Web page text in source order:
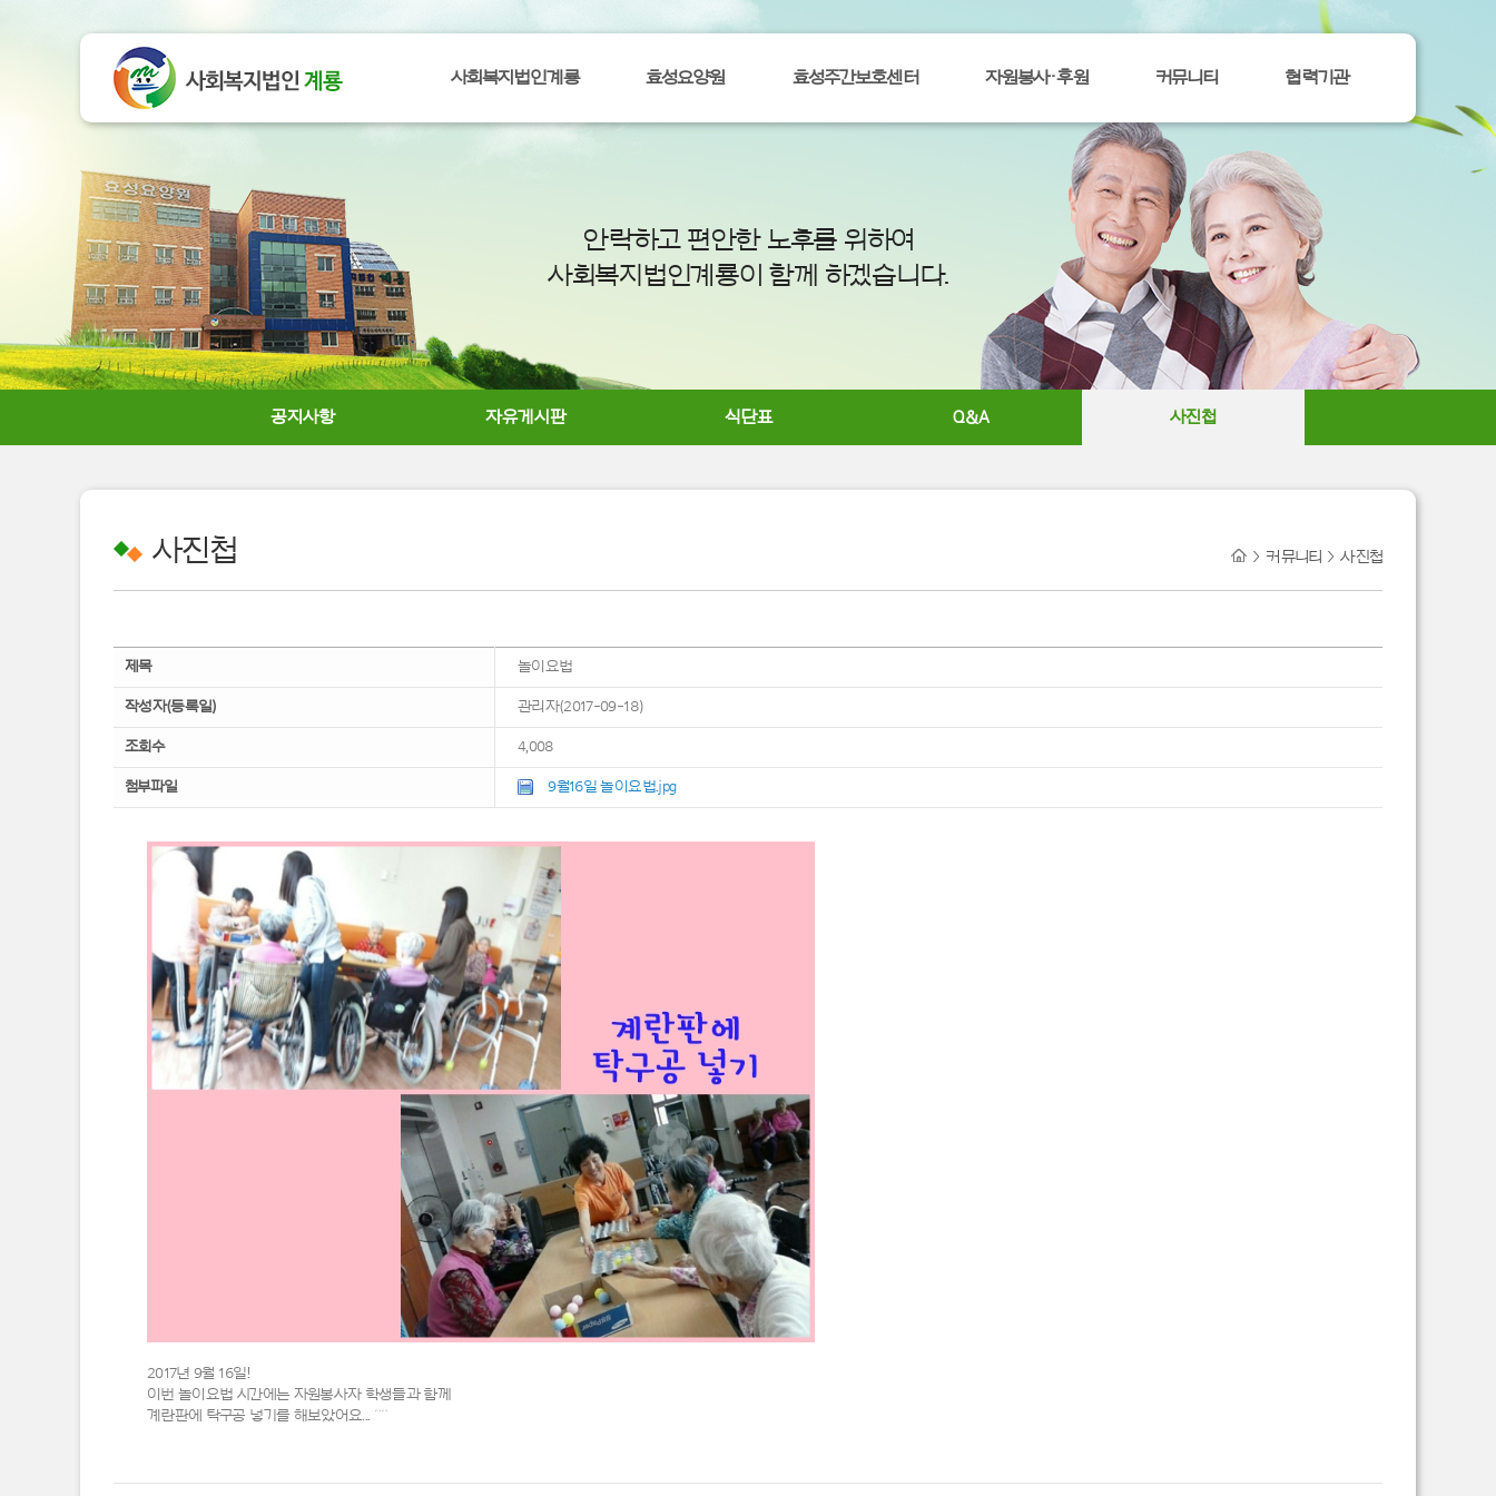
사회복지법인계룡 효성요양원 효성주간보호센터 자원봉사ㆍ후원 커뮤니티 협력기관
안락하고 편안한 노후를 위하여
사회복지법인계룡이 함께 하겠습니다.
공지사항 자유게시판 식단표 Q&A 사진첩
사진첩 > 커뮤니티 > 사진첩
제목 놀이요법
작성자(등록일) 관리자(2017-09-18)
조회수 4,008
첨부파일 9월16일 놀이요법.jpg
2017년 9월 16일!
이번 놀이요법 시간에는 자원봉사자 학생들과 함께
계란판에 탁구공 넣기를 해보았어요... ^^